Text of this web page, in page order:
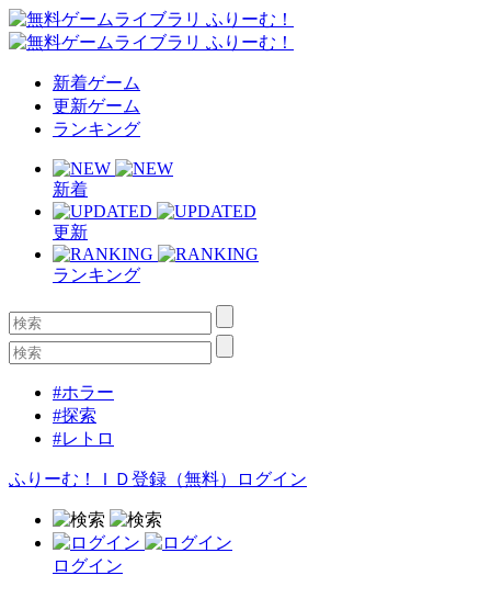
新着ゲーム
更新ゲーム
ランキング
新着
更新
ランキング
#ホラー
#探索
#レトロ
ふりーむ！ＩＤ登録（無料） ログイン
ログイン